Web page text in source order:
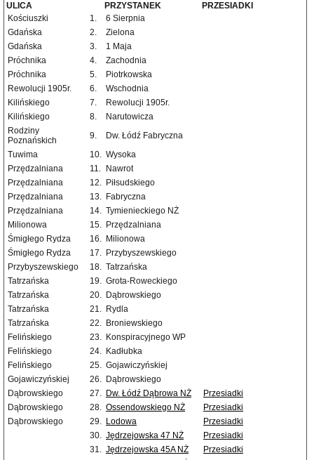
ULICA PRZYSTANEK
PRZESIADKI
Kościuszki
1.
6 Sierpnia
Gdańska
2.
Zielona
Gdańska
3.
1 Maja
Próchnika
4.
Zachodnia
Próchnika
5.
Piotrkowska
Rewolucji 1905r.
6.
Wschodnia
Kilińskiego
7.
Rewolucji 1905r.
Kilińskiego
8.
Narutowicza
Rodziny
Poznańskich
9.
Dw. Łódź Fabryczna
Tuwima
10. Wysoka
Przędzalniana
11.
Nawrot
Przędzalniana
12. Piłsudskiego
Przędzalniana
13. Fabryczna
Przędzalniana
14. Tymienieckiego NŻ
Milionowa
15. Przędzalniana
Śmigłego Rydza
16. Milionowa
Śmigłego Rydza
17. Przybyszewskiego
Przybyszewskiego
18. Tatrzańska
Tatrzańska
19. Grota-Roweckiego
Tatrzańska
20. Dąbrowskiego
Tatrzańska
21. Rydla
Tatrzańska
22. Broniewskiego
Felińskiego
23. Konspiracyjnego WP
Felińskiego
24. Kadłubka
Felińskiego
25. Gojawiczyńskiej
Gojawiczyńskiej
26. Dąbrowskiego
Dąbrowskiego
27. Dw. Łódź Dąbrowa NŻ
Przesiadki
Dąbrowskiego
28. Ossendowskiego NŻ
Przesiadki
Dąbrowskiego
29. Lodowa
Przesiadki
30. Jędrzejowska 47 NŻ
Przesiadki
31. Jędrzejowska 45A NŻ
Przesiadki